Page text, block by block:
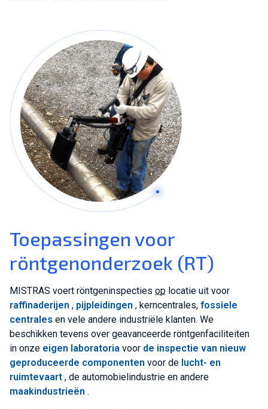
Toepassingen voor
röntgenonderzoek (RT)
MISTRAS voert röntgeninspecties op locatie uit voor
raffinaderijen , pijpleidingen , kerncentrales, fossiele
centrales en vele andere industriële klanten. We
beschikken tevens over geavanceerde röntgenfaciliteiten
in onze eigen laboratoria voor de inspectie van nieuw
geproduceerde componenten voor de lucht- en
ruimtevaart , de automobielindustrie en andere
maakindustrieën .